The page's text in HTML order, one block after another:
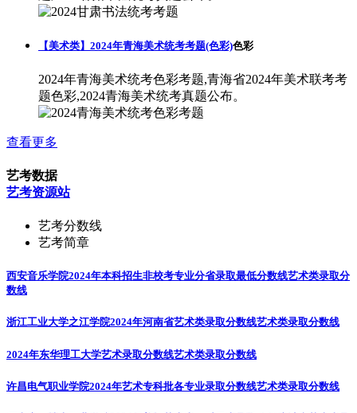
【美术类】2024年青海美术统考考题(色彩)色彩
2024年青海美术统考色彩考题,青海省2024年美术联考考
题色彩,2024青海美术统考真题公布。
查看更多
艺考数据
艺考资源站
艺考分数线
艺考简章
西安音乐学院2024年本科招生非校考专业分省录取最低分数线艺术类录取分
数线
浙江工业大学之江学院2024年河南省艺术类录取分数线艺术类录取分数线
2024年东华理工大学艺术录取分数线艺术类录取分数线
许昌电气职业学院2024年艺术专科批各专业录取分数线艺术类录取分数线